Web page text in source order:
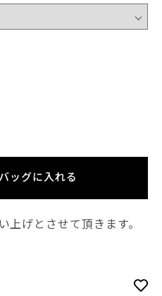
ッグに入れる
上げとさせて頂きます。